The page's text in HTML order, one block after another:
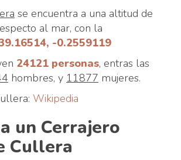
se encuentra a una altitud de
al mar, con la
-0.2559119
24121 personas, entras las
hombres, y 11877 mujeres.
Wikipedia
un Cerrajero
Cullera